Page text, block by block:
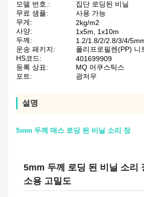
모델 번호.:
집단 로딩된 비닐
무료 샘플:
사용 가능
무게:
2kg/m2
사양:
1x5m, 1x10m
두께:
1.2/1.8/2/2.8/3/4/
운송 패키지:
폴리프로필렌(PP) 니
HS코드:
401699909
등록 상표:
MQ 어쿠스틱스
포트:
광저우
설명
5mm 두께 매스 로딩 된 비닐 소리 장
5mm 두께 로딩 된 비닐 소리
소용 고밀도